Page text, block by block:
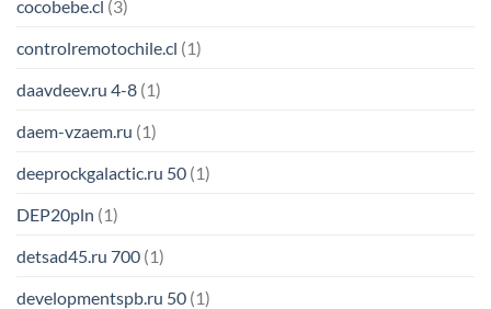
cocobebe.cl (3)
controlremotochile.cl (1)
daavdeev.ru 4-8 (1)
daem-vzaem.ru (1)
deeprockgalactic.ru 50 (1)
DEP20pln (1)
detsad45.ru 700 (1)
developmentspb.ru 50 (1)